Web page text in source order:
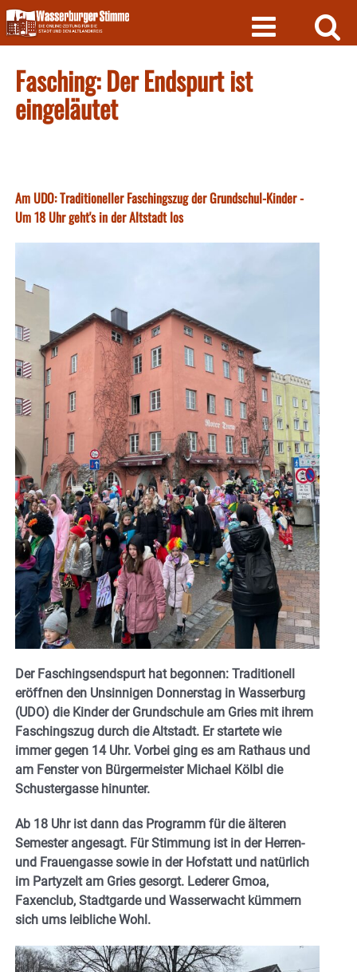
Skip
to
content
Fasching: Der Endspurt ist
eingeläutet
Am UDO: Traditioneller Faschingszug der Grundschul-Kinder -
Um 18 Uhr geht's in der Altstadt los
Der Faschingsendspurt hat begonnen: Traditionell
eröffnen den Unsinnigen Donnerstag in Wasserburg
(UDO) die Kinder der Grundschule am Gries mit ihrem
Faschingszug durch die Altstadt. Er startete wie
immer gegen 14 Uhr. Vorbei ging es am Rathaus und
am Fenster von Bürgermeister Michael Kölbl die
Schustergasse hinunter.
Ab 18 Uhr ist dann das Programm für die älteren
Semester angesagt. Für Stimmung ist in der Herren-
und Frauengasse sowie in der Hofstatt und natürlich
im Partyzelt am Gries gesorgt. Lederer Gmoa,
Faxenclub, Stadtgarde und Wasserwacht kümmern
sich ums leibliche Wohl.